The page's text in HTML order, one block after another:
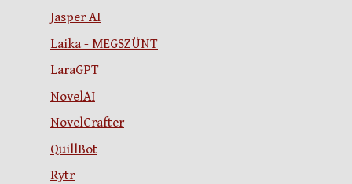
Jasper AI
Laika - MEGSZÜNT
LaraGPT
NovelAI
NovelCrafter
QuillBot
Rytr